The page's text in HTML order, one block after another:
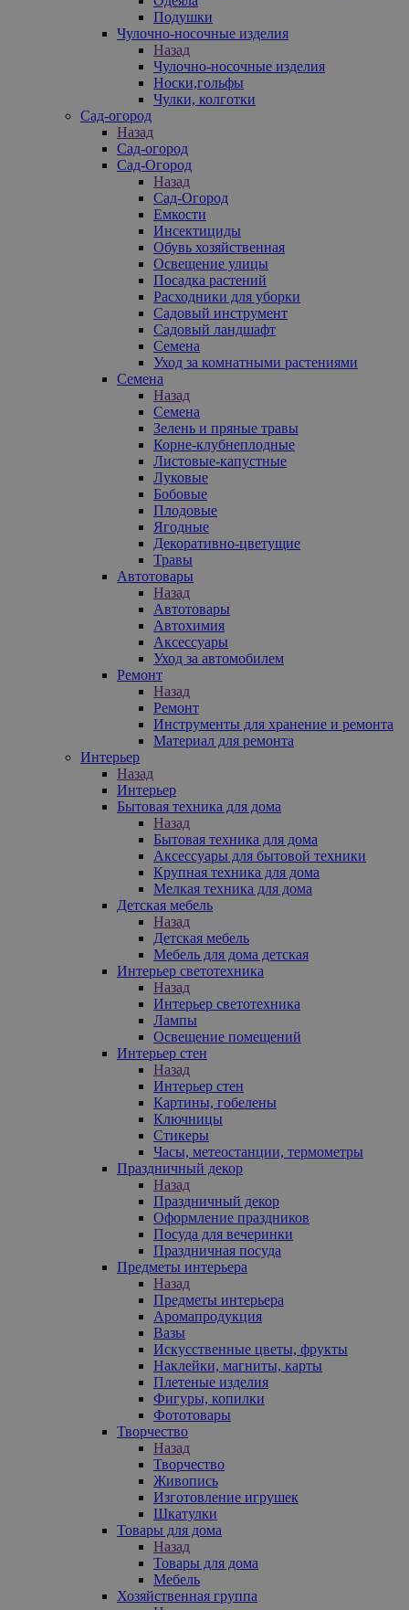
Подушки
Чулочно-носочные изделия
Назад
Чулочно-носочные изделия
Носки,гольфы
Чулки, колготки
Сад-огород
Назад
Сад-огород
Сад-Огород
Назад
Сад-Огород
Емкости
Инсектициды
Обувь хозяйственная
Освещение улицы
Посадка растений
Расходники для уборки
Садовый инструмент
Садовый ландшафт
Семена
Уход за комнатными растениями
Семена
Назад
Семена
Зелень и пряные травы
Корне-клубнеплодные
Листовые-капустные
Луковые
Бобовые
Плодовые
Ягодные
Декоративно-цветущие
Травы
Автотовары
Назад
Автотовары
Автохимия
Аксессуары
Уход за автомобилем
Ремонт
Назад
Ремонт
Инструменты для хранение и ремонта
Материал для ремонта
Интерьер
Назад
Интерьер
Бытовая техника для дома
Назад
Бытовая техника для дома
Аксессуары для бытовой техники
Крупная техника для дома
Мелкая техника для дома
Детская мебель
Назад
Детская мебель
Мебель для дома детская
Интерьер светотехника
Назад
Интерьер светотехника
Лампы
Освещение помещений
Интерьер стен
Назад
Интерьер стен
Картины, гобелены
Ключницы
Стикеры
Часы, метеостанции, термометры
Праздничный декор
Назад
Праздничный декор
Оформление праздников
Посуда для вечеринки
Праздничная посуда
Предметы интерьера
Назад
Предметы интерьера
Аромапродукция
Вазы
Искусственные цветы, фрукты
Наклейки, магниты, карты
Плетеные изделия
Фигуры, копилки
Фототовары
Творчество
Назад
Творчество
Живопись
Изготовление игрушек
Шкатулки
Товары для дома
Назад
Товары для дома
Мебель
Хозяйственная группа